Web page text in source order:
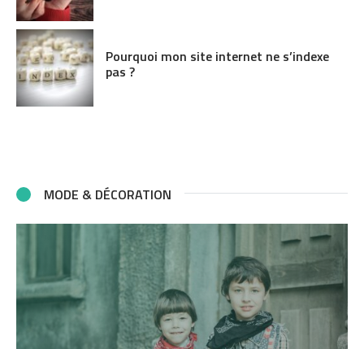
Pourquoi mon site internet ne s’indexe
pas ?
MODE & DÉCORATION